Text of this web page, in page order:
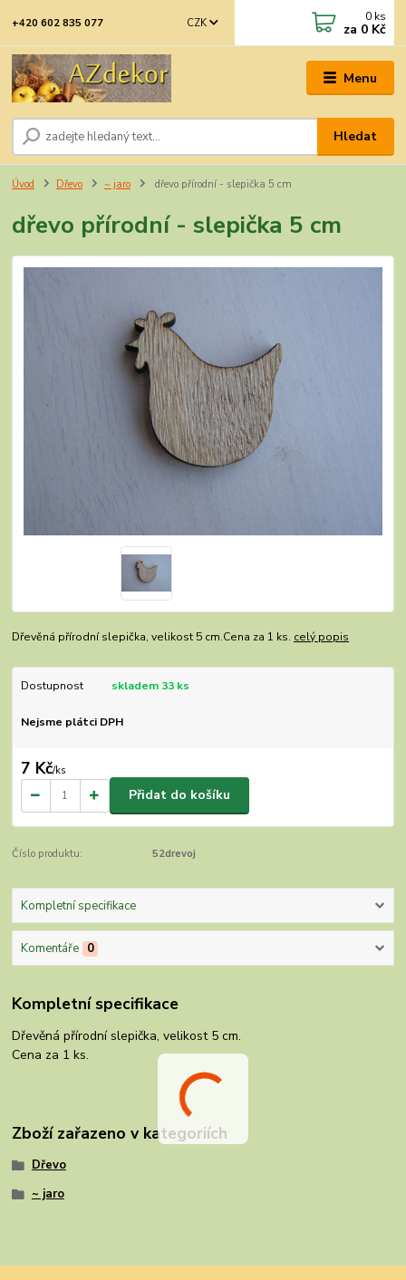
Menu
CZK
Hledat
+420 602 835 077 0 ks
za 0 Kč
Úvod Dřevo ~ jaro dřevo přírodní - slepička 5 cm
dřevo přírodní - slepička 5 cm
Dřevěná přírodní slepička, velikost 5 cm.Cena za 1 ks. celý popis
Dostupnost skladem 33 ks
Nejsme plátci DPH
7 Kč/ks
Přidat do košíku
Číslo produktu: 52drevoj
Kompletní specifikace
Komentáře 0
Kompletní specifikace
Dřevěná přírodní slepička, velikost 5 cm.
Cena za 1 ks.
Zboží zařazeno v kategoriích
Dřevo
~ jaro